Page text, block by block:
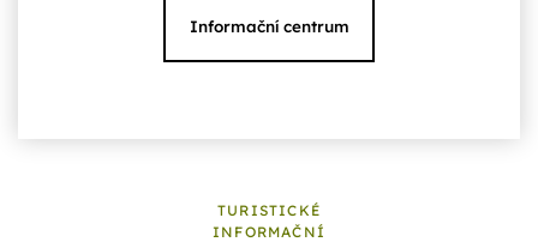
Informační centrum
TURISTICKÉ
INFORMAČNÍ